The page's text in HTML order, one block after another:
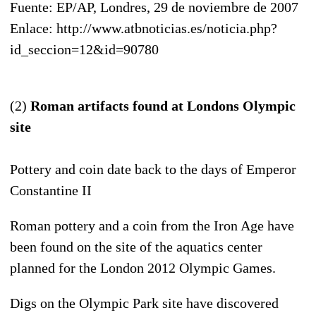
Fuente: EP/AP, Londres, 29 de noviembre de 2007
Enlace: http://www.atbnoticias.es/noticia.php?
id_seccion=12&id=90780
(2) Roman artifacts found at Londons Olympic
site
Pottery and coin date back to the days of Emperor
Constantine II
Roman pottery and a coin from the Iron Age have
been found on the site of the aquatics center
planned for the London 2012 Olympic Games.
Digs on the Olympic Park site have discovered